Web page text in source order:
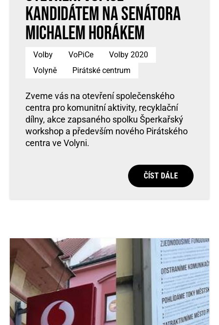
kandidátem na senátora
Michalem Horákem
Volby VoPiCe
Volby 2020
Volyně
Pirátské centrum
Zveme vás na otevření společenského
centra pro komunitní aktivity, recyklační
dílny, akce zapsaného spolku Šperkařský
workshop a především nového Pirátského
centra ve Volyni.
ČÍST DÁLE